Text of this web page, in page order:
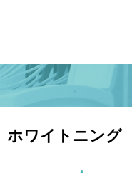
ホワイトニング